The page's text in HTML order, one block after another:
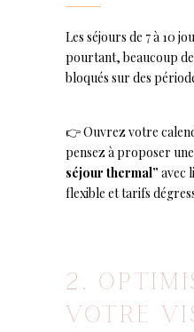
Les séjours de 7 à 10
pourtant, beaucoup
bloqués sur des
👉 Ouvrez votre
pensez à proposer
séjour thermal” avec
flexible et tarifs
2.
VOTRE